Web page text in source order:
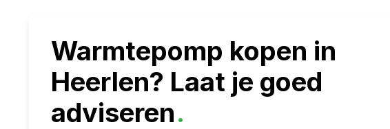
Warmtepomp kopen in
Heerlen? Laat je goed
adviseren.